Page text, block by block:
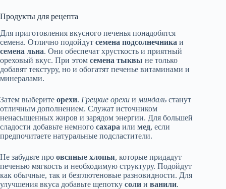
Продукты для рецепта
Для приготовления вкусного печенья понадобятся
семена. Отлично подойдут семена подсолнечника и
семена льна. Они обеспечат хрусткость и приятный
ореховый вкус. При этом семена тыквы не только
добавят текстуру, но и обогатят печенье витаминами и
минералами.
Затем выберите орехи. Грецкие орехи и миндаль станут
отличным дополнением. Служат источником
ненасыщенных жиров и зарядом энергии. Для большей
сладости добавьте немного сахара или мед, если
предпочитаете натуральные подсластители.
Не забудьте про овсяные хлопья, которые придадут
печенью мягкость и необходимую структуру. Подойдут
как обычные, так и безглютеновые разновидности. Для
улучшения вкуса добавьте щепотку соли и ванили.